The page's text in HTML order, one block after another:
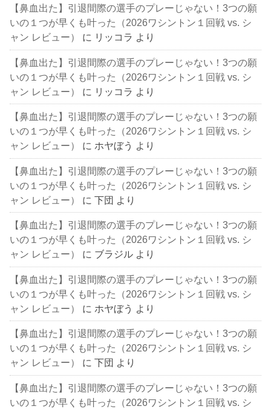
【鼻血出た】引退間際の選手のプレーじゃない！3つの願
いの１つが早くも叶った（2026ワシントン１回戦 vs. シ
ャン レビュー）
に リッコラ より
【鼻血出た】引退間際の選手のプレーじゃない！3つの願
いの１つが早くも叶った（2026ワシントン１回戦 vs. シ
ャン レビュー）
に リッコラ より
【鼻血出た】引退間際の選手のプレーじゃない！3つの願
いの１つが早くも叶った（2026ワシントン１回戦 vs. シ
ャン レビュー）
に ホヤぼう より
【鼻血出た】引退間際の選手のプレーじゃない！3つの願
いの１つが早くも叶った（2026ワシントン１回戦 vs. シ
ャン レビュー）
に下団 より
【鼻血出た】引退間際の選手のプレーじゃない！3つの願
いの１つが早くも叶った（2026ワシントン１回戦 vs. シ
ャン レビュー）
に ブラジル より
【鼻血出た】引退間際の選手のプレーじゃない！3つの願
いの１つが早くも叶った（2026ワシントン１回戦 vs. シ
ャン レビュー）
に ホヤぼう より
【鼻血出た】引退間際の選手のプレーじゃない！3つの願
いの１つが早くも叶った（2026ワシントン１回戦 vs. シ
ャン レビュー）
に下団 より
【鼻血出た】引退間際の選手のプレーじゃない！3つの願
いの１つが早くも叶った（2026ワシントン１回戦 vs. シ